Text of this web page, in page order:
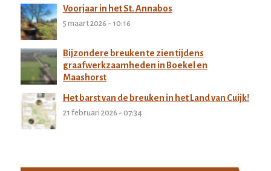
Voorjaar in het St. Annabos
5 maart 2026 - 10:16
Bijzondere breuken te zien tijdens
graafwerkzaamheden in Boekel en
Maashorst
27 februari 2026 - 11:32
Het barst van de breuken in het Land van Cuijk!
21 februari 2026 - 07:34